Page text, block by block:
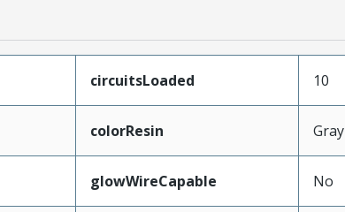
circuitsLoaded 10
colorResin Gray
glowWireCapable No